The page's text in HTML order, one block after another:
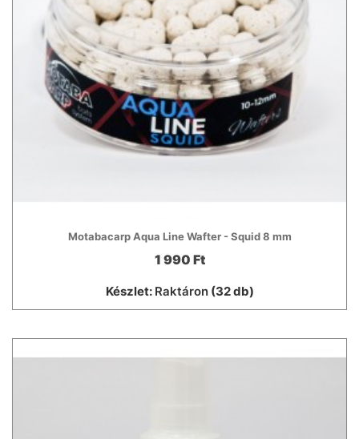
Motabacarp Aqua Line Wafter - Squid 8 mm
1 990 Ft
Készlet: Raktáron(32 db)